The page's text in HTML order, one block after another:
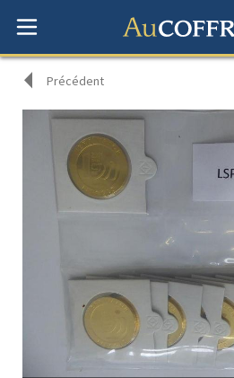
Précédent